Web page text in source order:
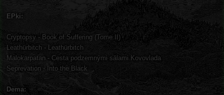
EPki:
Cryptopsy - Book of Suffering (Tome II)
Leathürbitch - Leathürbitch
Malokarpatan - Cesta podzemnými sálami Kovovlada
Seprevation - Into the Black
Dema: